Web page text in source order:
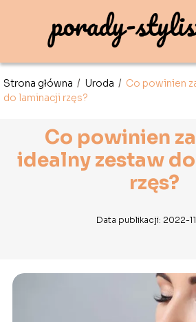
Strona główna / Uroda / Co powinien
do laminacji rzęs?
Co powinien
idealny zestaw
rzęs?
Data publikacji: 2022-